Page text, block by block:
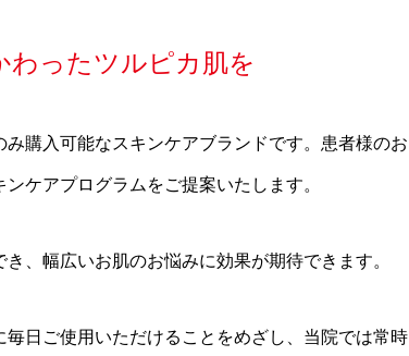
わったツルピカ肌を
購入可能なスキンケアブランドです。患者様のお
ケアプログラムをご提案いたします。
、幅広いお肌のお悩みに効果が期待できます。
日ご使用いただけることをめざし、当院では常時